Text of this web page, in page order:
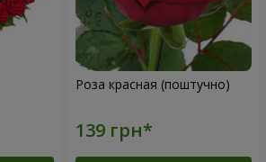
Роза красная (поштучно)